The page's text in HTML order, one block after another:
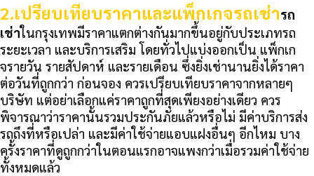
2.เปรียบเทียบราคาและแพ็กเกจรถเช่ารถ
เช่าในกรุงเทพมีราคาแตกต่างกันมากขึ้นอยู่กับประเภทรถ
ระยะเวลา และบริการเสริม โดยทั่วไปแบ่งออกเป็น แพ็กเก
จรายวัน รายสัปดาห์ และรายเดือน ซึ่งยิ่งเช่านานยิ่งได้ราคา
ต่อวันที่ถูกกว่า ก่อนจอง ควรเปรียบเทียบราคาจากหลายๆ
บริษัท แต่อย่าเลือกแค่ราคาถูกที่สุดเพียงอย่างเดียว ควร
พิจารณาว่าราคานั้นรวมประกันภัยแล้วหรือไม่ มีค่าบริการส่ง
รถถึงที่หรือเปล่า และมีค่าใช้จ่ายแอบแฝงอื่นๆ อีกไหม บาง
ครั้งราคาที่ดูถูกกว่าในตอนแรกอาจแพงกว่าเมื่อรวมค่าใช้จ่าย
ทั้งหมดแล้ว